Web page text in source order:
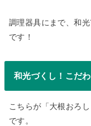
調理器具にまで、和
です！
和光づくし！こだ
こちらが「大根おろ
です。